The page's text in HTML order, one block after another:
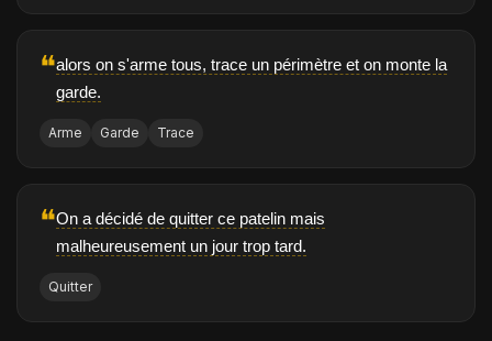
❝alors on s'arme tous, trace un périmètre et on monte la
garde.
Arme Garde Trace
❝On a décidé de quitter ce patelin mais
malheureusement un jour trop tard.
Quitter